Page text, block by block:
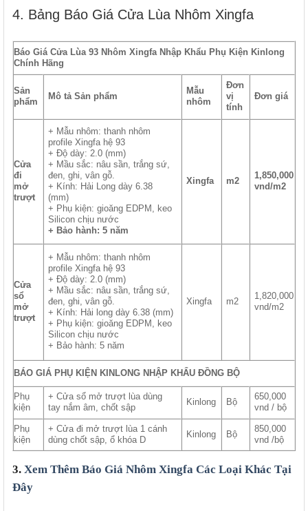
4. Bảng Báo Giá Cửa Lùa Nhôm Xingfa
Báo Giá Cửa Lùa 93 Nhôm Xingfa Nhập Khẩu Phụ Kiện Kinlong
Chính Hãng
Sản
phẩm
Mô tả Sản phẩm
Mẫu
nhôm
Đơn
vị
tính
Đơn giá
Cửa
đi
mở
trượt
+ Mẫu nhôm: thanh nhôm
profile Xingfa hệ 93
+ Độ dày: 2.0 (mm)
+ Mầu sắc: nâu sần, trắng sứ,
đen, ghi, vân gỗ.
+ Kính: Hải Long dày 6.38
(mm)
+ Phụ kiện: gioăng EDPM, keo
Silicon chịu nước
+ Bảo hành: 5 năm
Xingfa m2
1,850,000
vnd/m2
Cửa
sổ
mở
trượt
+ Mẫu nhôm: thanh nhôm
profile Xingfa hệ 93
+ Độ dày: 2.0 (mm)
+ Mầu sắc: nâu sần, trắng sứ,
đen, ghi, vân gỗ.
+ Kính: Hải long dày 6.38 (mm)
+ Phụ kiện: gioăng EDPM, keo
Silicon chịu nước
+ Bảo hành: 5 năm
Xingfa m2
1,820,000
vnd/m2
BÁO GIÁ PHỤ KIỆN KINLONG NHẬP KHẨU ĐỒNG BỘ
Phụ
kiện
+ Cửa sổ mở trượt lùa dùng
tay nắm âm, chốt sập
Kinlong Bộ
650,000
vnd / bộ
Phụ
kiện
+ Cửa đi mở trượt lùa 1 cánh
dùng chốt sập, ổ khóa D
Kinlong Bộ
850,000
vnd /bộ
3. Xem Thêm Báo Giá Nhôm Xingfa Các Loại Khác Tại
Đây